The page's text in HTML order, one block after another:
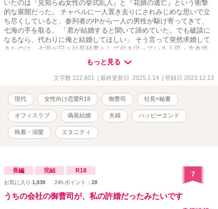
いたのは『見知らぬ女性の挙式乱入』と『花婿の逃亡』という衝撃
的な展開だった。 チャペルに一人置き去りにされみじめな思いで立
ち尽くしていると、参列者の中から一人の男性が駆け寄ってきて、
七海の手を取る。 「君が結婚すると聞いて諦めていた。でも破談に
なるなら、代わりに俺と結婚してほしい」 そう言って突然求婚して
きたのは、七海が日々社長秘書として付き従っている上司・支倉将
斗（はせくらまさと）だった。 最初は拒否する七海だったが、会社
の外聞と父の体裁を盾に押し切られ、結局は期限付きの〝偽装溺愛
婚〟に応じることに。 しかし長年ビジネスパートナーとして苦楽を
性抜群で…!? ◇ 2025.1.14. エタニティブックスさまより書籍化し
ました ◇ Ｒ18表現のある番外編には「◆」マークがついています
◇ 設定はすべてフィクションです。実際の人物・企業・団体には一
切関係ございません ◇ エブリスタ・ムーンライトノベルズにも掲載
していました（2024.12.引き下げ済み）
もっと見る
文字数 222,801 | 最終更新日 2025.1.14 | 登録日 2023.12.13
現代 女性向け恋愛R18 御曹司 社長×秘書
オフィスラブ 偽装結婚 夫婦 ハッピーエンド
執着・溺愛 エタニティ
長編 完結 R18
お気に入り:1,938 24h.ポイント： 28
7
うちの会社の御曹司が、私の許婚だったみたいです